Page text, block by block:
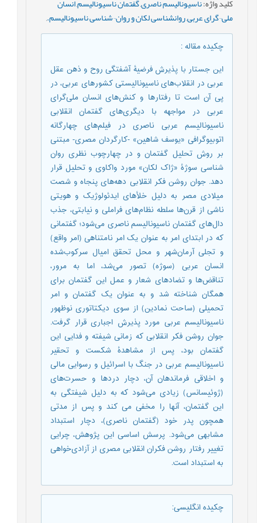
کلید واژه:ناسیونالیسم ناصری,گفتمان ناسیونالیسم,انسان
ملی¬گرای عربی,روانشناسی لکان و روان¬شناسی ناسیونالیسم.,
چکیده مقاله:
این جستار با پذیرش فرضیۀ آشفتگی روح و ذهن عقل
عربی در انقلاب‌های ناسیونالیستی کشورهای عربی، در
پی آن است تا رفتارها و کنش‌های انسان ملی‌گرای
عربی در مواجهه با دیگری‌های گفتمان انقلابی
ناسیونالیسم عربی ناصری در فیلم‌های چهارگانه
اتوبیوگرافی «یوسف شاهین» -کارگردان مصری- مبتنی
بر روش تحلیل گفتمان و در چهارچوب نظری روان
شناسی سوژۀ «ژاک لکان» مورد واکاوی و تحلیل قرار
دهد. جوان روشن فکر انقلابی دهه‌های پنجاه و شصت
میلادی مصر به دلیل خلأ‌های ایدئولوژیک و هویتی
ناشی از قرن‌ها سلطه نظام‌های فراملی و نیابتی، جذب
دال‌های گفتمان ناسیونالیسم ناصری می‌شود؛ گفتمانی
که در ابتدای امر به عنوان یک امر نامتناهی (امر واقع)
و تجلی آرمان‌شهر و محل تحقق امیال سرکوب‌شده
انسان ‌عربی (سوژه) تصور می‌شد، اما به مرور،
تناقض‌ها و تضادهای شعار و عمل این گفتمان برای
همگان شناخته شد و به عنوان یک گفتمان و امر
تحمیلی (ساحت نمادین) از سوی دیکتاتوری نوظهور
ناسیونالیسم عربی مورد پذیرش اجباری قرار گرفت.
جوان روشن فکر انقلابی که زمانی شیفته و فدایی این
گفتمان بود، پس از مشاهدۀ شکست و تحقیر
ناسیونالیسم عربی در جنگ با اسرائیل و رسوایی مالی
و اخلاقی فرماندهان آن، دچار دردها و حسرت‌های
(ژوئیسانس) زیادی می‌شود که به دلیل شیفتگی به
این گفتمان، آنها را مخفی می کند و پس از مدتی
همچون پدر خود (گفتمان ناصری)، دچار استبداد
مشابهی می‌شود. پرسش اساسی این پژوهش، چرایی
تغییر رفتار روشن فکران انقلابی مصری از آزادی‌خواهی
به استبداد است.
چکیده انگلیسی: